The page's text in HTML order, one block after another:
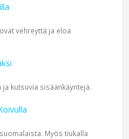
vehreyttä ja eloa
kutsuvia sisäänkäyntejä.
Myös tiukalla